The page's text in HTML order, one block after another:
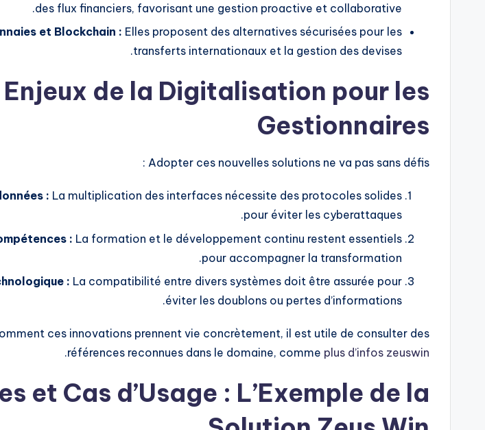
des flux financiers, favorisant une gestion proactive et collaborative.
et Blockchain : Elles proposent des alternatives sécurisées pour les
transferts internationaux et la gestion des devises.
Enjeux de la Digitalisation pour les
Gestionnaires
Adopter ces nouvelles solutions ne va pas sans défis :
: La multiplication des interfaces nécessite des protocoles solides
pour éviter les cyberattaques.
: La formation et le développement continu restent essentiels
pour accompagner la transformation.
: La compatibilité entre divers systèmes doit être assurée pour
éviter les doublons ou pertes d’informations.
ces innovations prennent vie concrètement, il est utile de consulter des
références reconnues dans le domaine, comme plus d’infos zeuswin
.
et Cas d’Usage : L’Exemple de la